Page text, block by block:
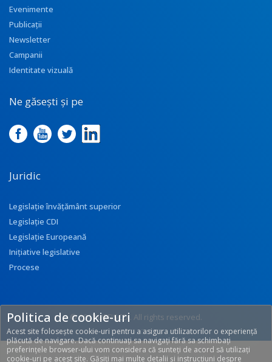
Evenimente
Publicații
Newsletter
Campanii
Identitate vizuală
Ne găsești și pe
Juridic
Legislație învățământ superior
Legislație CDI
Legislație Europeană
Inițiative legislative
Procese
© 2017 UEFISCDI. All rights reserved.
[T: 0.279, O: 113]
Politica de cookie-uri
Acest site folosește cookie-uri pentru a asigura utilizatorilor o experiență
plăcută de navigare. Dacă continuați sa navigați fără sa schimbați
preferințele browser-ului vom considera că sunteți de acord să utilizați
cookie-uri pe acest site. Găsiți mai multe detalii și instrucțiuni despre